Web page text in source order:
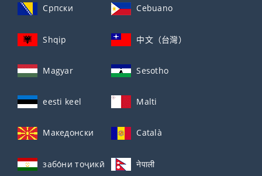
Српски Cebuano
Shqip 中文（台灣）
Magyar Sesotho
eesti keel Malti
Македонски Català
забо́ни тоҷикӣ́ नेपाली